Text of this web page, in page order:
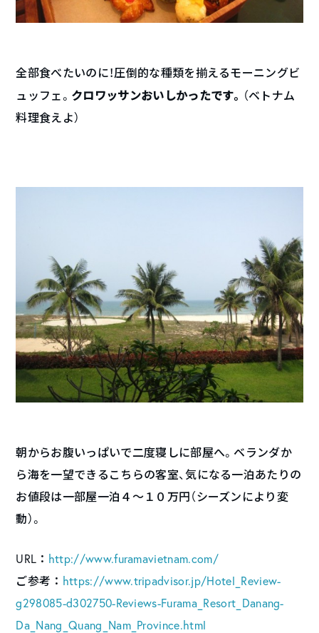
全部食べたいのに！圧倒的な種類を揃えるモーニングビ
ュッフェ。 クロワッサンおいしかったです。 （ベトナム
料理食えよ）
朝からお腹いっぱいで二度寝しに部屋へ。ベランダか
ら海を一望できるこちらの客室、気になる一泊あたりの
お値段は一部屋一泊４〜１０万円（シーズンにより変
動）。
URL： http://www.furamavietnam.com/
ご参考： https://www.tripadvisor.jp/Hotel_Review-
g298085-d302750-Reviews-Furama_Resort_Danang-
Da_Nang_Quang_Nam_Province.html